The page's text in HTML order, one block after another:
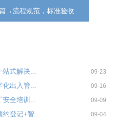
→流程规范，标准验收
式解决... 09-23
出入管... 09-16
全培训... 09-09
登记+智... 09-04